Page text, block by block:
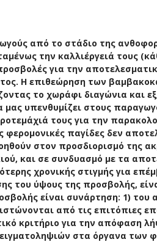
από το στάδιο της
την καλλιέργειά τους
για την
Η επιθεώρηση των
το χωράφι διαγώνια και
μας υπενθυμίζει στους
τους για την
παγίδες δεν
στον προσδιορισμό της
και σε συνδυασμό με τα
χρονικής στιγμής για
του ύψους της προσβολής,
είναι συνάρτηση: 1) του
από τις επιτόπιες
κριτήριο για την απόφαση
στα όργανα των